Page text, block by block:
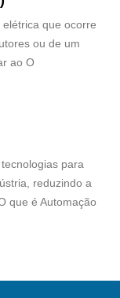
que ocorre
ou de um
ao O
para
reduzindo a
que é Automação